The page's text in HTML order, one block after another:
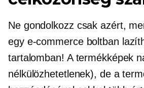
Ne gondolkozz csak azért,
egy e-commerceboltban
tartalomban! A termékképek
nélkülözhetetlenek), de a